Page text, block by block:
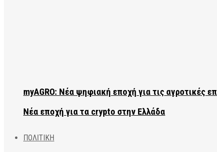
Νέα εποχή για τα crypto στην Ελλάδα
ΠΟΛΙΤΙΚΗ
myAGRO: Νέα ψηφιακή εποχή για τις αγροτικές